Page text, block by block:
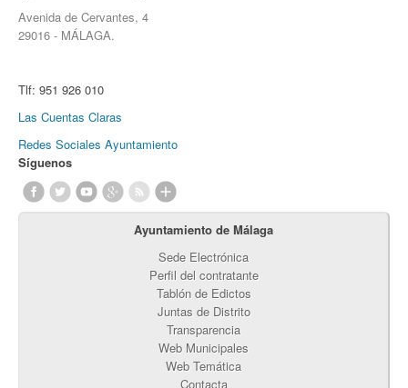
Avenida de Cervantes, 4
29016 - MÁLAGA.
Tlf: 951 926 010
Las Cuentas Claras
Redes Sociales Ayuntamiento
Síguenos
Ayuntamiento de Málaga
Sede Electrónica
Perfil del contratante
Tablón de Edictos
Juntas de Distrito
Transparencia
Web Municipales
Web Temática
Contacta